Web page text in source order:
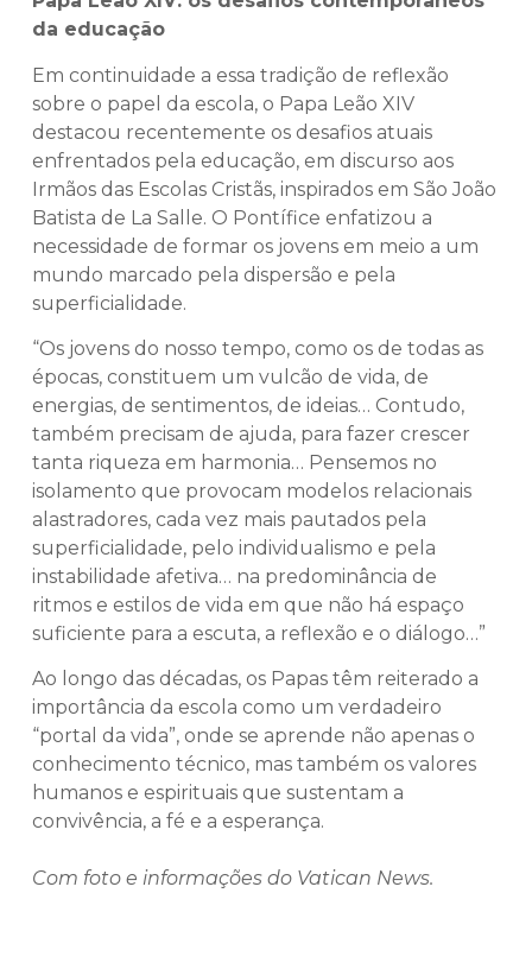
da educação
Em continuidade a essa tradição de reflexão
sobre o papel da escola, o Papa Leão XIV
destacou recentemente os desafios atuais
enfrentados pela educação, em discurso aos
Irmãos das Escolas Cristãs, inspirados em São João
Batista de La Salle. O Pontífice enfatizou a
necessidade de formar os jovens em meio a um
mundo marcado pela dispersão e pela
superficialidade.
“Os jovens do nosso tempo, como os de todas as
épocas, constituem um vulcão de vida, de
energias, de sentimentos, de ideias… Contudo,
também precisam de ajuda, para fazer crescer
tanta riqueza em harmonia… Pensemos no
isolamento que provocam modelos relacionais
alastradores, cada vez mais pautados pela
superficialidade, pelo individualismo e pela
instabilidade afetiva… na predominância de
ritmos e estilos de vida em que não há espaço
suficiente para a escuta, a reflexão e o diálogo…”
Ao longo das décadas, os Papas têm reiterado a
importância da escola como um verdadeiro
“portal da vida”, onde se aprende não apenas o
conhecimento técnico, mas também os valores
humanos e espirituais que sustentam a
convivência, a fé e a esperança.
Com foto e informações do Vatican News.